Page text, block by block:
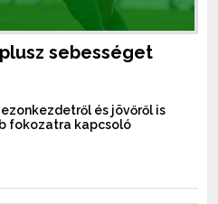
sebességet
és jövőről is
fokozatra kapcsoló